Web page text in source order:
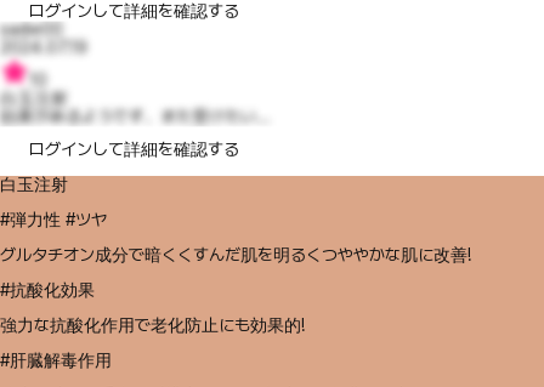
ログインして詳細を確認する
sadie00
2024.07.19
白玉注射
効果があるようです、また受けたい...
ログインして詳細を確認する
白玉注射
#弾力性 #ツヤ
グルタチオン成分で暗くくすんだ肌を明るくつややかな肌に改善!
#抗酸化効果
強力な抗酸化作用で老化防止にも効果的!
#肝臓解毒作用